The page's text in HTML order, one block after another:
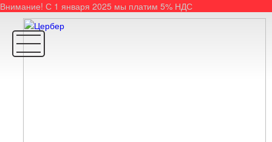
Внимание! С 1 января 2025 мы платим 5% НДС